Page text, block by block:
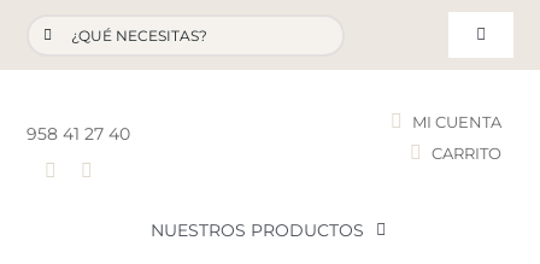
contenido
Buscar:
Toggle
958 41 27 40
MI CUENTA
CARRITO
NUESTROS PRODUCTOS